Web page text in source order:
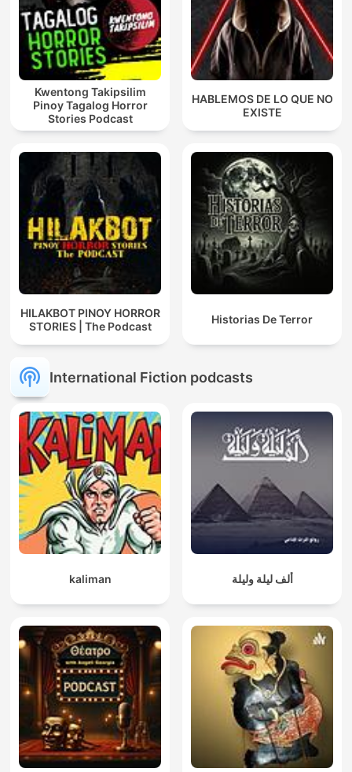
Kwentong Takipsilim
Pinoy Tagalog Horror
Stories Podcast
HABLEMOS DE LO QUE NO
EXISTE
HILAKBOT PINOY HORROR
STORIES | The Podcast
Historias De Terror
International Fiction podcasts
kaliman ألف ليلة وليلة